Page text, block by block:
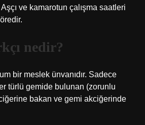
Aşçı ve kamarotun çalışma saatleri
nedir?
bir meslek ünvanıdır. Sadece
türlü gemide bulunan (zorunlu
bakan ve gemi akciğerinde